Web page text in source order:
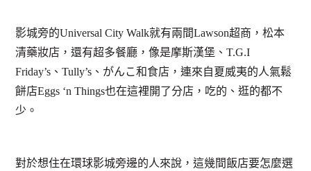
影城旁的Universal City Walk就有兩間Lawson超商，松本
清藥妝店，還有超多餐廳，像是摩斯漢堡、T.G.I
Friday’s、Tully’s、がんこ和食店，連來自夏威夷的人氣鬆
餅店Eggs ‘n Things也在這裡開了分店，吃的、逛的都不
少。
對於想住在環球影城旁邊的人來說，這幾間飯店要怎麼選